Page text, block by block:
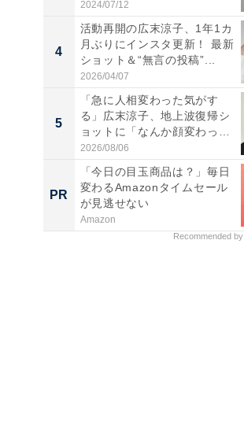
「透...
2024/07/12
4
活動再開の広末涼子、1年1カ
月ぶりにインスタ更新！ 最新
ショット＆“無言の投稿”...
2026/04/07
5
「急に人相変わった気がす
る」広末涼子、地上波復帰シ
ョットに「なんか顔変わっ
た」の...
2026/08/06
PR
「今日の目玉商品は？」毎日
変わるAmazonタイムセール
が見逃せない
Amazon
Recommended by